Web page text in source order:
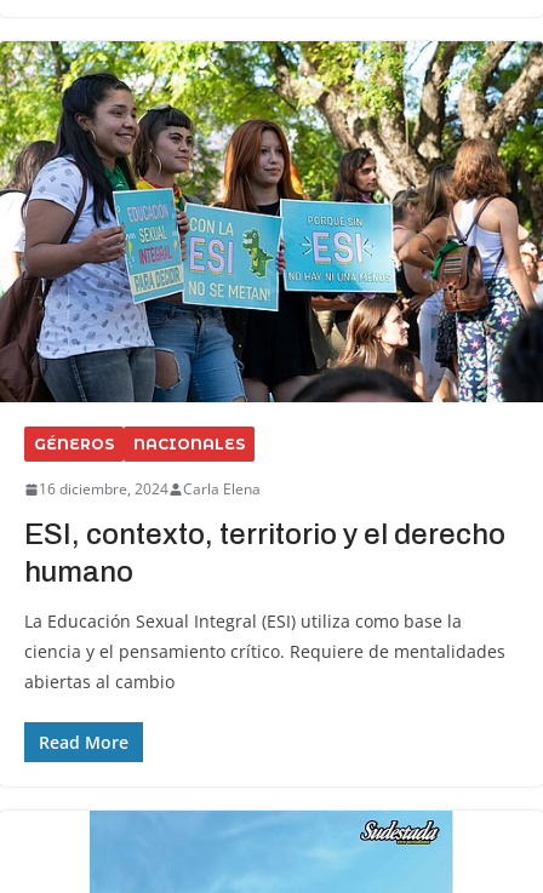
GÉNEROS NACIONALES
16 diciembre, 2024 Carla Elena
ESI, contexto, territorio y el derecho
humano
La Educación Sexual Integral (ESI) utiliza como base la
ciencia y el pensamiento crítico. Requiere de mentalidades
abiertas al cambio
Read More